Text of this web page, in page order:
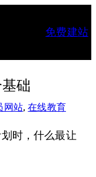
免费建站
础
网站, 在线教育
时，什么最让